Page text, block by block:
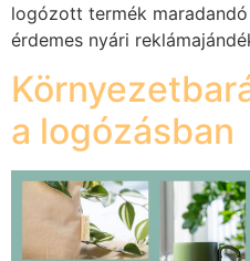
logózott termék
érdemes nyári
a logózásban